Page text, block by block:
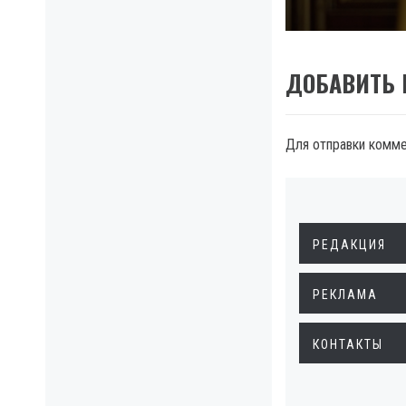
ДОБАВИТЬ
Для отправки
РЕДАКЦИЯ
РЕКЛАМА
КОНТАКТЫ